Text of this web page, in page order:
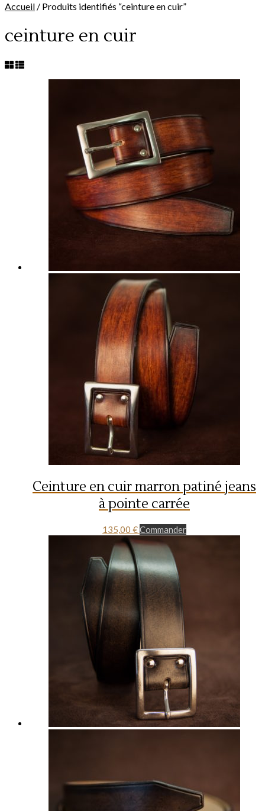
Accueil / Produits identifiés “ceinture en cuir”
ceinture en cuir
Ceinture en cuir marron patiné jeans
à pointe carrée
135,00 €Commander